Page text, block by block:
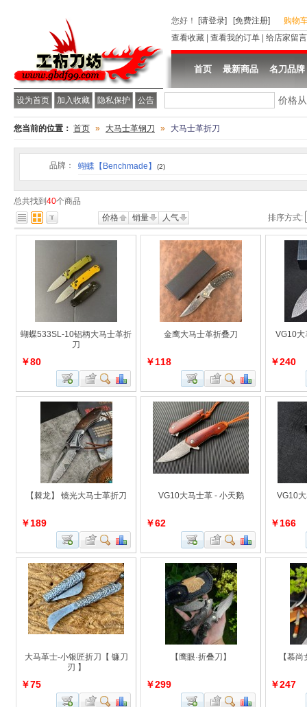
设为首页 加入收藏 隐私保护 公告
您好 ！ [请登录] [免费注册]
购物
查看收藏
查看我的订单 给店家留言
首页 最新商品 名刀品牌
价格
您当前的位置： 首页 » 大马士革钢刀 » 大马士革折刀
品牌： 蝴蝶【Benchmade】 (2)
总共找到 40个商品
价格
销量 人气 排序方式:
蝴蝶533SL-10铝柄大马士革折
刀
￥80
金鹰大马士革折叠刀
￥118
VG10大
￥240
【棘龙】 镜光大马士革折刀
￥189
VG10大马士革 - 小天鹅
￥62
VG10
￥166
大马革士-小银匠折刀【 镰刀
刃 】
￥75
【鹰眼·折叠刀】
￥299
【慕
￥247